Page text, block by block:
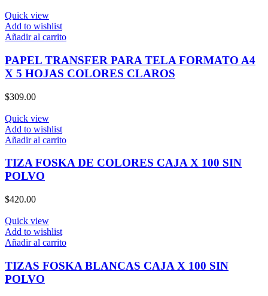
Quick view
Add to wishlist
Añadir al carrito
PAPEL TRANSFER PARA TELA FORMATO A4
X 5 HOJAS COLORES CLAROS
$309.00
Quick view
Add to wishlist
Añadir al carrito
TIZA FOSKA DE COLORES CAJA X 100 SIN
POLVO
$420.00
Quick view
Add to wishlist
Añadir al carrito
TIZAS FOSKA BLANCAS CAJA X 100 SIN
POLVO